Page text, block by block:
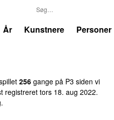
År Kunstnere Personer
256 gange på P3 siden vi
registreret tors 18. aug 2022.